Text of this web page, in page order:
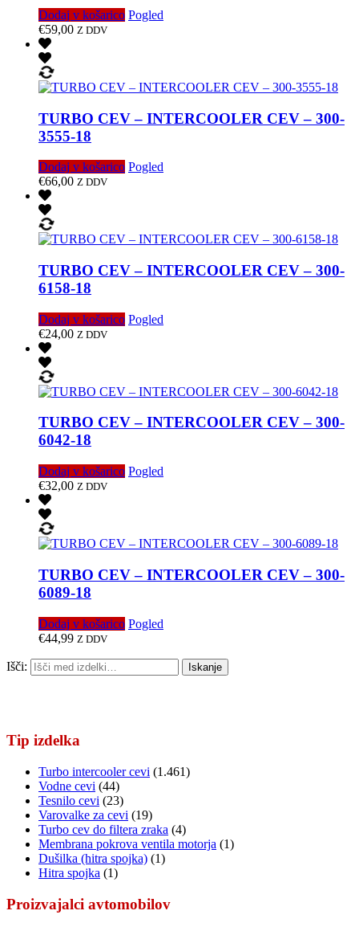
Dodaj v košarico Pogled
€59,00 Z DDV
TURBO CEV – INTERCOOLER CEV – 300-
3555-18
Dodaj v košarico Pogled
€66,00 Z DDV
TURBO CEV – INTERCOOLER CEV – 300-
6158-18
Dodaj v košarico Pogled
€24,00 Z DDV
TURBO CEV – INTERCOOLER CEV – 300-
6042-18
Dodaj v košarico Pogled
€32,00 Z DDV
TURBO CEV – INTERCOOLER CEV – 300-
6089-18
Dodaj v košarico Pogled
€44,99 Z DDV
Išči: Iskanje
Tip izdelka
Turbo intercooler cevi (1.461)
Vodne cevi (44)
Tesnilo cevi (23)
Varovalke za cevi (19)
Turbo cev do filtera zraka (4)
Membrana pokrova ventila motorja (1)
Dušilka (hitra spojka) (1)
Hitra spojka (1)
Proizvajalci avtomobilov